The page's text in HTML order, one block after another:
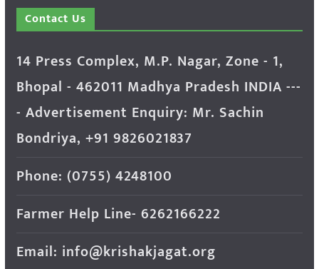
Contact Us
14 Press Complex, M.P. Nagar, Zone - 1,
Bhopal - 462011 Madhya Pradesh INDIA ---
- Advertisement Enquiry: Mr. Sachin
Bondriya, +91 9826021837
Phone: (0755) 4248100
Farmer Help Line- 6262166222
Email: info@krishakjagat.org